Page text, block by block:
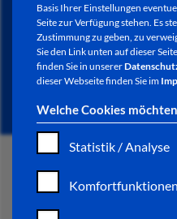
Basis Ihrer Einstellungen
Seite zur Verfügung stehen. Es
Zustimmung zu geben, zu
Sie den Link unten auf dieser
finden Sie in unserer
dieser Webseite finden Sie im
Welche Cookies
Statistik / Analyse
Komfortfunktionen
NEWSLETTER
START